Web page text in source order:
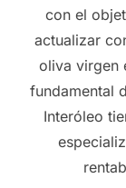
con el
actualizar
oliva virgen
fundamental
Interóleo